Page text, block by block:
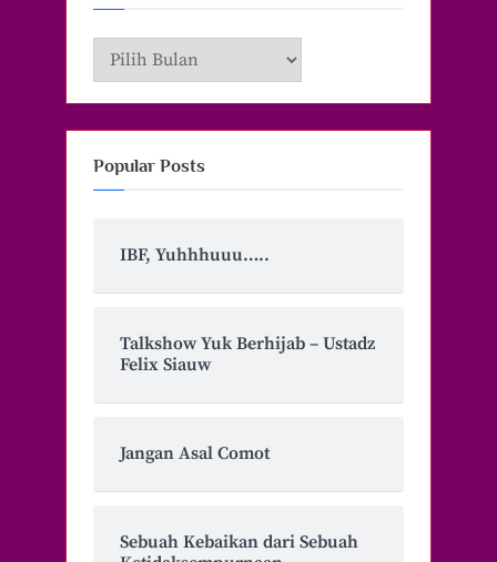
Archive
Popular Posts
IBF, Yuhhhuuu…..
Talkshow Yuk Berhijab – Ustadz
Felix Siauw
Jangan Asal Comot
Sebuah Kebaikan dari Sebuah